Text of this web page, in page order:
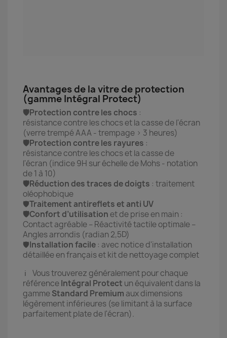
Avantages de la vitre de protection
(gamme Intégral Protect)
🛡️Protection contre les chocs :
résistance contre les chocs et la casse de l'écran
(verre trempé AAA - trempage > 3 heures)
🛡️Protection contre les rayures :
résistance contre les chocs et la casse de
l'écran (indice 9H sur échelle de Mohs - notation
de 1 à 10)
🛡️Réduction des traces de doigts : traitement
oléophobique
🛡️Traitement antireflets et anti UV
🛡️Confort d’utilisation et de prise en main :
Contact agréable – Réactivité tactile optimale –
Angles arrondis (radian 2,5D)
🛡️Installation facile : avec notice d'installation
détaillée en français et kit de nettoyage complet
ℹ️ Vous trouverez généralement pour chaque
référenceIntégral Protect un équivalent dans la
gammeStandard Premium aux dimensions
légèrement inférieures (se limitant à la surface
parfaitement plate de l'écran).